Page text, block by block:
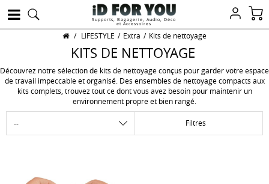
Supports, Bagagerie, Audio, Déco
et Accessoires
/ LIFESTYLE / Extra / Kits de nettoyage
KITS DE NETTOYAGE
Découvrez notre sélection de kits de nettoyage conçus pour garder votre espace
de travail impeccable et organisé. Des ensembles de nettoyage compacts aux
kits complets, trouvez tout ce dont vous avez besoin pour maintenir un
environnement propre et bien rangé.
Filtres